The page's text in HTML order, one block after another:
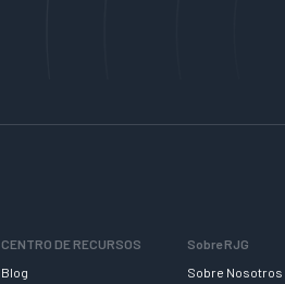
CENTRO DE RECURSOS
Blog
Sobre RJG
Sobre Nosotros